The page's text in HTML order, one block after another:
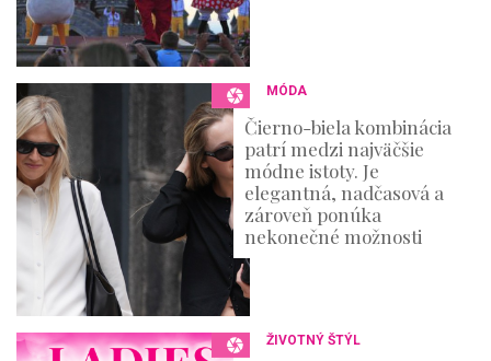
MÓDA
Čierno-biela kombinácia
patrí medzi najväčšie
módne istoty. Je
elegantná, nadčasová a
zároveň ponúka
nekonečné možnosti
ŽIVOTNÝ ŠTÝL